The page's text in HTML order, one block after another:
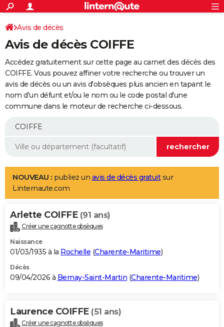
ACTUALITÉS
Politique
Société
Faits Divers
Education
Monde
Villes
+
SPORT
Coupe du monde 2026
Football
Tennis
Cyclisme
Rugby
Forum
Programme TV
TNT
Streaming
Cinéma
Sorties cinéma
Musique
+
FINANCE
Retraite
Epargne
Immobilier
Risques naturels par ville
Banque
Assurance
AUTO
Essais
Réserver un essai
Citadines
Berlines
SUV
Forum auto
+
Mobiles
Meilleur smartphone
Internet
Ordinateurs
Jeux vidéo
Guide high-tech
Aménagement intérieur
LIFESTYLE
Art de vivre
Bien-être
Loisirs
Mode
Modes de vie
Alimentation
Guide de la santé
Maladies
Médicaments
Sommeil
VOYAGE
Destinations
City break
Voyage nature
Voyage de noces
Forum
Climat
+PHOTO
GUIDES D'ACHAT
BONS PLANS
Carte de Noël
Carte Bonne année
Carte Saint-Valentin
Carte Pâques
Carte d'anniversaire
DICTIONNAIRE
Avis de décès
Avis de décès COIFFE
Accédez gratuitement sur cette page au carnet des décès des
COIFFE. Vous pouvez affiner votre recherche ou trouver un
avis de décès ou un avis d'obsèques plus ancien en tapant le
nom d'un défunt et/ou le nom ou le code postal d'une
commune dans le moteur de recherche ci-dessous.
NOUVEAU : publiez un avis de décès gratuitsur
Linternaute.com
Arlette COIFFE (91 ans)
Créer une cagnotte obsèques
Naissance
01/03/1935 à la Rochelle (Charente-Maritime)
Décès
09/04/2026 à Bernay-Saint-Martin (Charente-Maritime)
Laurence COIFFE (51 ans)
Créer une cagnotte obsèques